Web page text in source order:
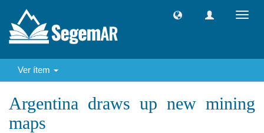
Ver ítem
Argentina draws up new mining
maps